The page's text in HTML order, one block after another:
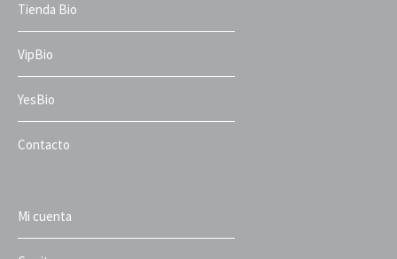
Tienda Bio
VipBio
YesBio
Contacto
Mi cuenta